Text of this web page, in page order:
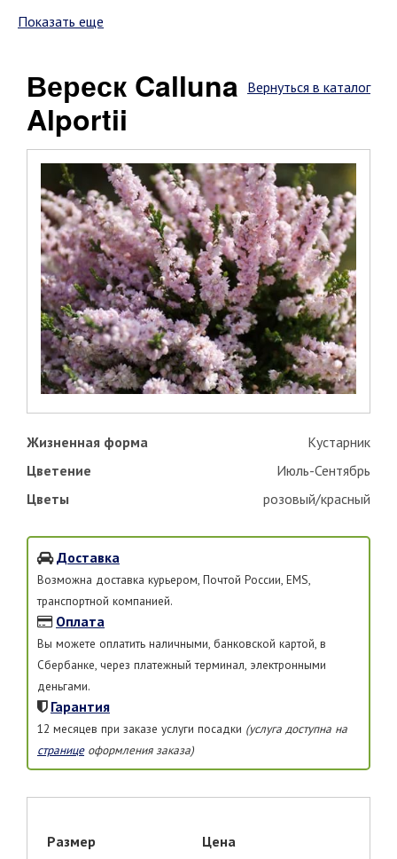
Показать еще
Вернуться в каталог
Вереск Calluna
Alportii
Жизненная форма
Кустарник
Цветение
Июль-Сентябрь
Цветы
розовый/красный
Доставка
Возможна доставка курьером, Почтой России, EMS,
транспортной компанией.
Оплата
Вы можете оплатить наличными, банковской картой, в
Сбербанке, через платежный терминал, электронными
деньгами.
Гарантия
12 месяцев при заказе услуги посадки (услуга доступна на
страницеоформления заказа)
Размер Цена